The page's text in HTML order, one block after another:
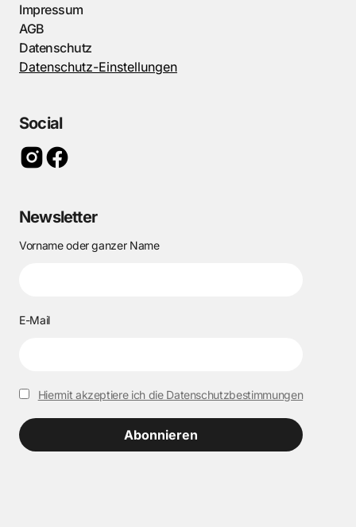
Impressum
AGB
Datenschutz
Datenschutz-Einstellungen
Social
Newsletter
Vorname oder ganzer Name
E-Mail
Hiermit akzeptiere ich die Datenschutzbestimmungen